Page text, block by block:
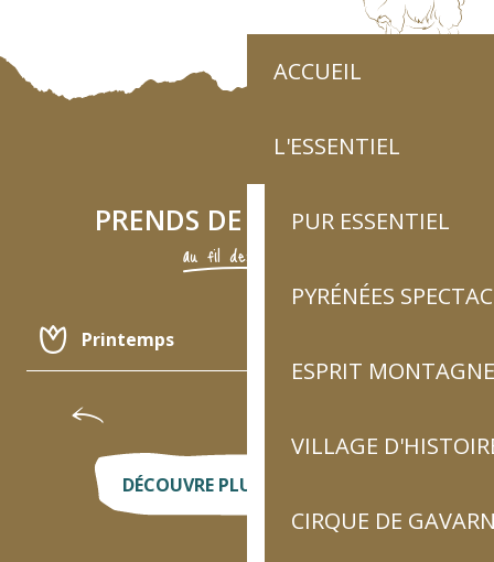
ACCUEIL
L'ESSENTIEL
PUR ESSENTIEL
PYRÉNÉES
ESPRIT MONTAGNE
VILLAGE
CIRQUE DE
PRENDS DE L’ALTITUDE
au fil des saisons
Printemps
Été
Automne
Amuse-toi autour de l’eau
DÉCOUVRE PLUS D’ACTIVITÉS